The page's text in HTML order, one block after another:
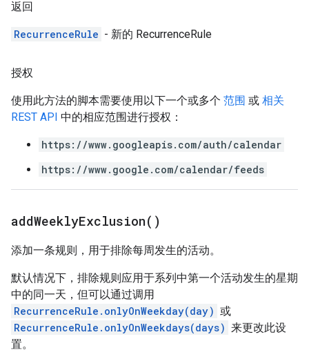
返回
RecurrenceRule - 新的 RecurrenceRule
授权
使用此方法的脚本需要使用以下一个或多个 范围 或 相关
REST API 中的相应范围进行授权：
https://www.googleapis.com/auth/calendar
https://www.google.com/calendar/feeds
addWeeklyExclusion( )
添加一条规则，用于排除每周发生的活动。
默认情况下，排除规则应用于系列中第一个活动发生的星期
中的同一天，但可以通过调用
RecurrenceRule.onlyOnWeekday(day) 或
RecurrenceRule.onlyOnWeekdays(days) 来更改此设
置。